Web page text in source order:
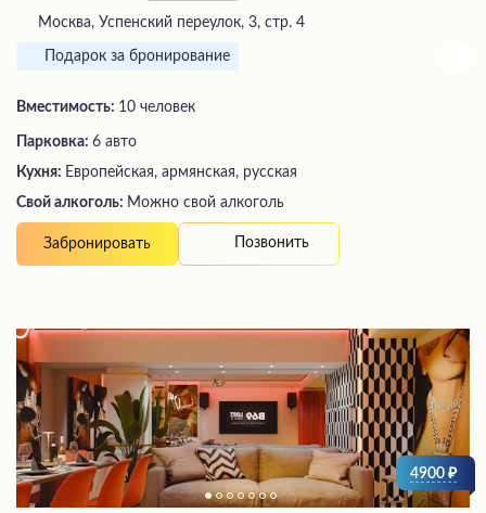
Москва, Успенский переулок, 3, стр. 4
Подарок за бронирование
Вместимость: 10 человек
Парковка: 6 авто
Кухня: Европейская, армянская, русская
Свой алкоголь: Можно свой алкоголь
Забронировать Позвонить
4900